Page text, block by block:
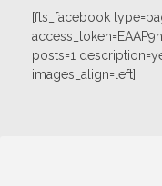
[fts_facebook
posts=1
images_align=left]